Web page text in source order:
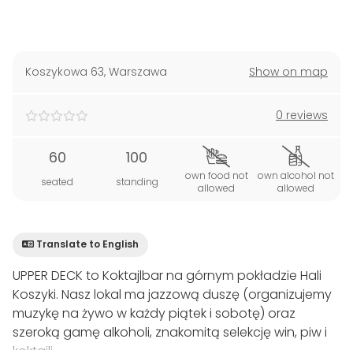
Koszykowa 63, Warszawa Show on map
0 reviews
60
seated
100
standing
own food not
allowed
own alcohol not
allowed
Translate to English
UPPER DECK to Koktajlbar na górnym pokładzie Hali
Koszyki. Nasz lokal ma jazzową duszę (organizujemy
muzykę na żywo w każdy piątek i sobotę) oraz
szeroką gamę alkoholi, znakomitą selekcję win, piw i